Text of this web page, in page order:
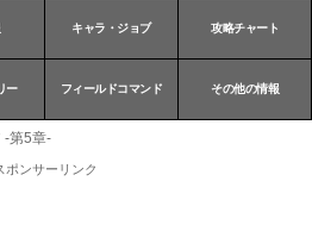
キャラ・ジョブ 攻略チャート
ー フィールドコマンド その他の情報
-第5章-
ポンサーリンク